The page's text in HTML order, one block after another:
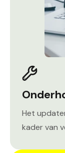
Het
kader van